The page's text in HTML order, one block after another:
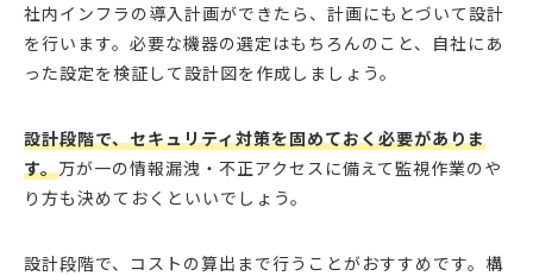
社内インフラの導入計画ができたら、計画にもとづいて設計
を行います。必要な機器の選定はもちろんのこと、自社にあ
った設定を検証して設計図を作成しましょう。
設計段階で、セキュリティ対策を固めておく必要がありま
す。万が一の情報漏洩・不正アクセスに備えて監視作業のや
り方も決めておくといいでしょう。
設計段階で、コストの算出まで行うことがおすすめです。構